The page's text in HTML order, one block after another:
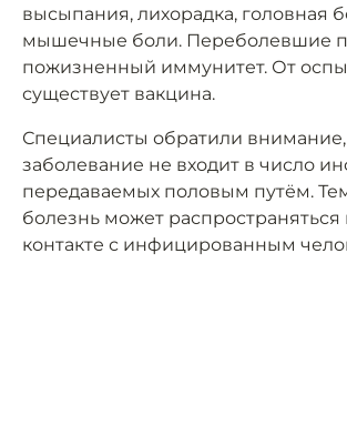
высыпания, лихорадка, головная
мышечные боли. Переболевшие
пожизненный иммунитет. От
существует вакцина.
Специалисты обратили внимание,
заболевание не входит в число
передаваемых половым путём.
болезнь может
контакте с инфицированным